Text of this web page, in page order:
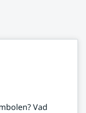
Vad